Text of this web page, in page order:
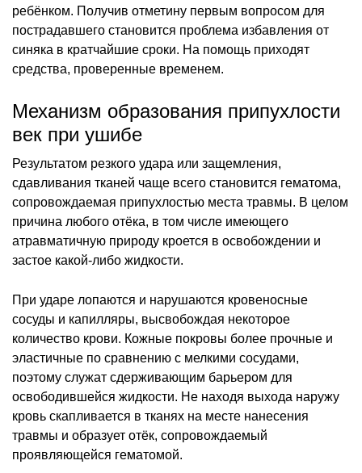
ребёнком. Получив отметину первым вопросом для
пострадавшего становится проблема избавления от
синяка в кратчайшие сроки. На помощь приходят
средства, проверенные временем.
Механизм образования припухлости
век при ушибе
Результатом резкого удара или защемления,
сдавливания тканей чаще всего становится гематома,
сопровождаемая припухлостью места травмы. В целом
причина любого отёка, в том числе имеющего
атравматичную природу кроется в освобождении и
застое какой-либо жидкости.
При ударе лопаются и нарушаются кровеносные
сосуды и капилляры, высвобождая некоторое
количество крови. Кожные покровы более прочные и
эластичные по сравнению с мелкими сосудами,
поэтому служат сдерживающим барьером для
освободившейся жидкости. Не находя выхода наружу
кровь скапливается в тканях на месте нанесения
травмы и образует отёк, сопровождаемый
проявляющейся гематомой.